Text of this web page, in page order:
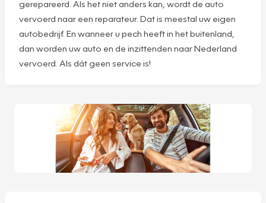
gerepareerd. Als het niet anders kan, wordt de auto
vervoerd naar een reparateur. Dat is meestal uw eigen
autobedrijf. En wanneer u pech heeft in het buitenland,
dan worden uw auto en de inzittenden naar Nederland
vervoerd. Als dát geen service is!